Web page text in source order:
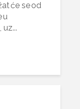
će se od
u